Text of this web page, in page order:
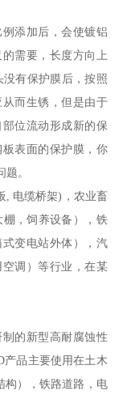
添加后，会使镀铝
需要，长度方向上
有保护膜后，按照
而生锈，但是由于
位流动形成新的保
表面的保护膜，你
。
, 电缆桥架)，农业畜
，饲养设备），铁
变电站外体），汽
调）等行业，在某
的新型高耐腐蚀性
产品主要使用在土木
构），铁路道路，电